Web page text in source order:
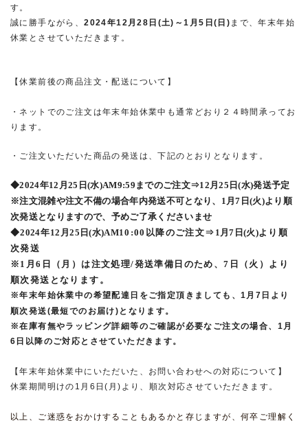
す。
誠に勝手ながら、2024年12月28 日 (土) ～1 月5 日 ( 日 ) まで、年末年始
休業とさせていただきます。
【休業前後の商品注文・配送について】
・ネットでのご注文は年末年始休業中も通常どおり２４時間承ってお
ります。
・ご注文いただいた商品の発送は、下記のとおりとなります。
◆2024年12 月25 日(水)AM9:59 までのご注文⇒12 月25日(水)発送予定
※注文混雑や注文不備の場合年内発送不可となり、1月7日(火)より順
次発送となりますので、予めご了承くださいませ
◆2024年12 月25 日(水)AM10:00 以降のご注文⇒ 1 月7日(火)より順
次発送
※1月6日（月）は注文処理/発送準備日のため、7日（火）より
順次発送となります。
※年末年始休業中の希望配達日をご指定頂きましても、1月 7 日より
順次発送(最短でのお届け) となります。
※在庫有無やラッピング詳細等のご確認が必要なご注文の場合、 1月
6 日以降のご対応とさせていただきます。
【年末年始休業中にいただいた、お問い合わせへの対応について】
休業期間明けの 1 月 6 日( 月) より、順次対応させていただきます。
以上、ご迷惑をおかけすることもあるかと存じますが、何卒ご理解く